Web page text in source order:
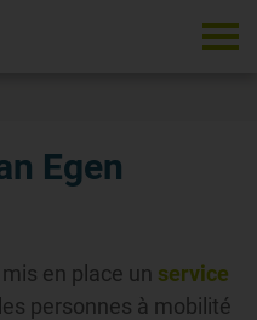
Egen
en place un service
personnes à mobilité